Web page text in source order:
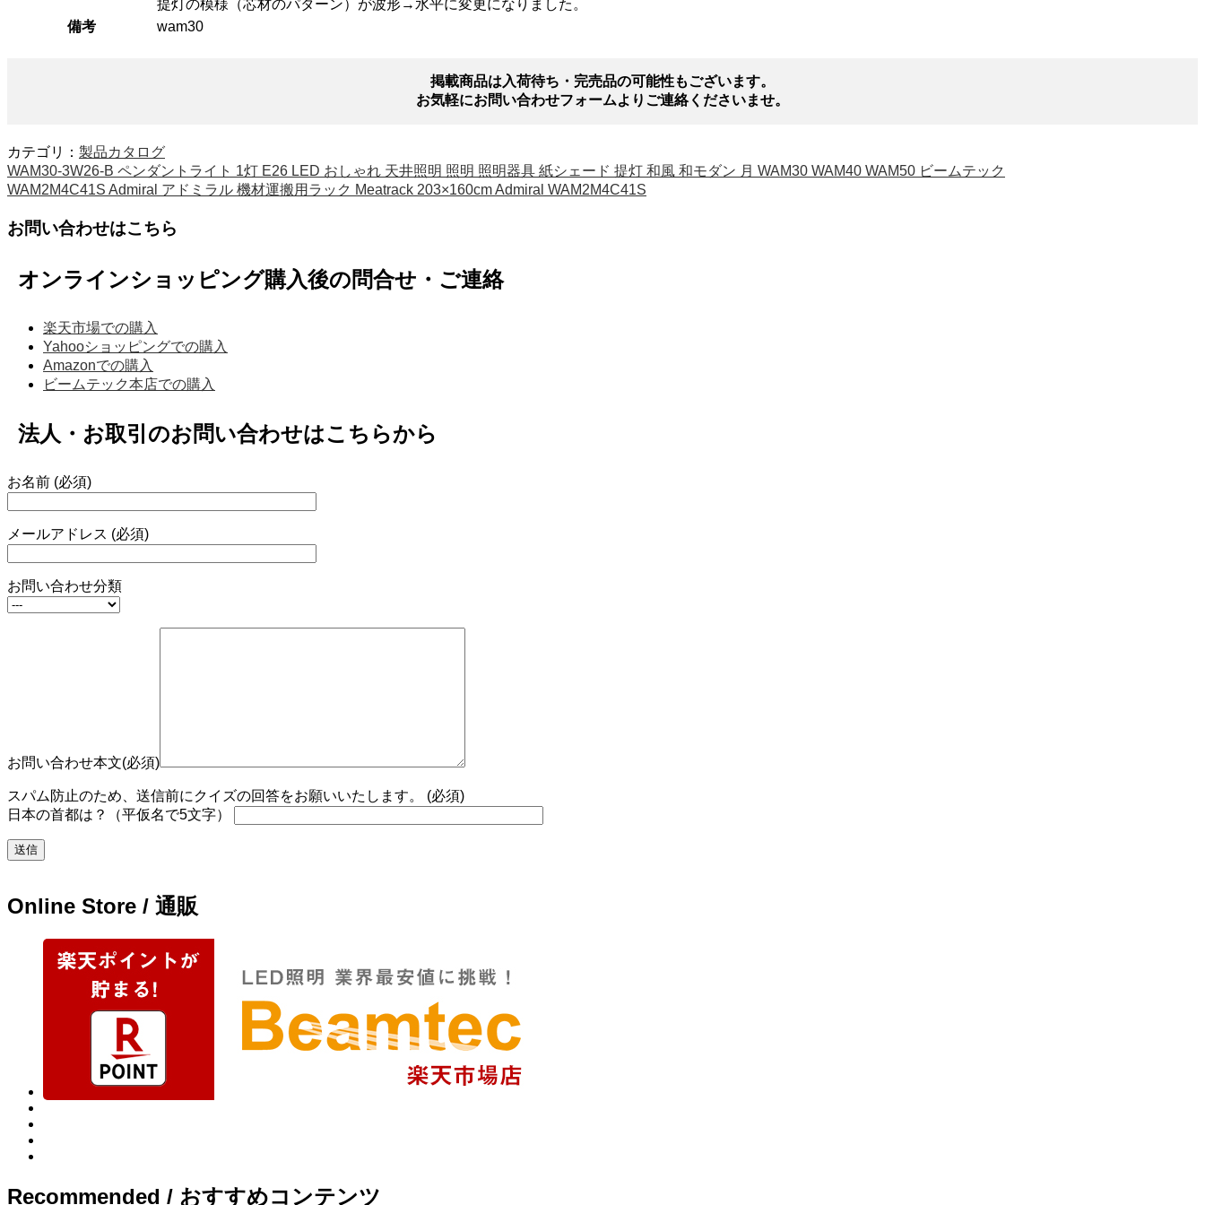
提灯の模様（芯材のパターン）が波形→水平に変更になりました。
備考
wam30
掲載商品は入荷待ち・完売品の可能性もございます。
お気軽にお問い合わせフォームよりご連絡くださいませ。
カテゴリ： 製品カタログ
WAM30-3W26-B ペンダントライト 1灯 E26 LED おしゃれ 天井照明 照明 照明器具 紙シェード 提灯 和風 和モダン 月 WAM30 WAM40 WAM50 ビームテック
WAM2M4C41S Admiral アドミラル 機材運搬用ラック Meatrack 203×160cm Admiral WAM2M4C41S
お問い合わせはこちら
オンラインショッピング購入後の問合せ・ご連絡
楽天市場での購入
Yahooショッピングでの購入
Amazonでの購入
ビームテック本店での購入
法人・お取引のお問い合わせはこちらから
お名前 (必須)
メールアドレス (必須)
お問い合わせ分類
お問い合わせ本文(必須)
スパム防止のため、送信前にクイズの回答をお願いいたします。 (必須)
日本の首都は？（平仮名で5文字）
Online Store / 通販
Recommended / おすすめコンテンツ